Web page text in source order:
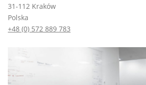
31-112 Kraków
Polska
+48 (0) 572 889 783